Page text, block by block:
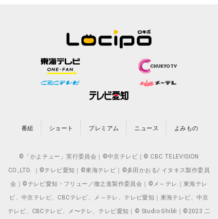
番組 ショート プレミアム ニュース よみもの
©「かよチュー」実行委員会｜©中京テレビ｜© CBC TELEVISION
CO.,LTD. ｜©テレビ愛知｜©東海テレビ｜©多田かおる/ イタキス製作委員
会｜©テレビ愛知・フリュー／徹之進製作委員会｜©メ～テレ｜東海テレ
ビ、中京テレビ、CBCテレビ、メ～テレ、テレビ愛知｜東海テレビ、中京
テレビ、CBCテレビ、メ〜テレ、テレビ愛知｜© Studio Ghibli｜©2023 二